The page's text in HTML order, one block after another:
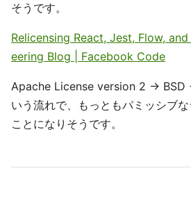
そうです。
Relicensing React, Jest, Flow,
eering Blog | Facebook Code
Apache License version 2 → BSD
いう流れで、もっともパミッシブ
ことになりそうです。